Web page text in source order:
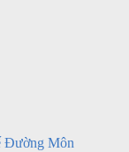
Đường Môn